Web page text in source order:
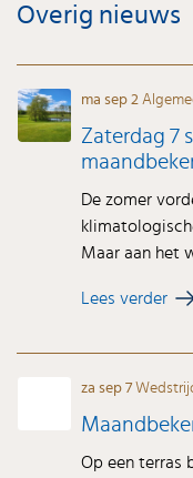
Overig nieuws
ma sep 2
Zaterdag 7
De zomer
Maar aan het
Lees verder
za sep 7
Op een terras